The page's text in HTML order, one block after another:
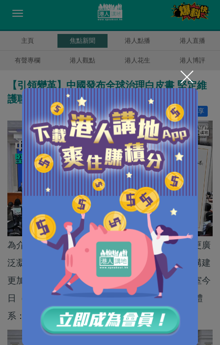
主頁 焦點新聞 港人點播 港人直播
有聲專欄 港人觀點 港人花生 港人博評
【引領變革】中國發布全球治理白皮書 堅定維
護聯合國權威和地位
分享
讚好 12
為介紹中國關於全球治理的理念、倡議和行動，更廣
泛凝聚國際社會共識，更有效應對全球性挑戰，構建
更加公正合理的全球治理體系，國務院新聞辦公室今
日（17日）發布《構建更加公正合理的全球治理體
系：中國的理念、倡議與行動》白皮書。